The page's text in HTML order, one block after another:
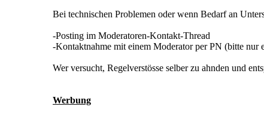
Bei technischen Problemen oder wenn Bedarf an
-Posting im Moderatoren-Kontakt-Thread
-Kontaktnahme mit einem Moderator per PN (bitte nur
Wer versucht, Regelverstösse selber zu ahnden und
Werbung